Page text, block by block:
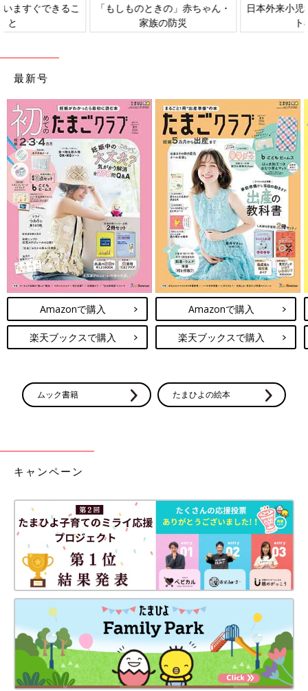
就寝時の妻は、胃酸が逆流しないように、基本2つ枕で頭を高く
して寝ていました。妊娠中は熟睡できてなかったんじゃないか
な?夜中、僕が目を覚まして見るとほぼ起きてましたから。
妻にとっての夜中の救世主は「ミンティア」の青いやつ。それさ
え口に入れておけば、気持ち悪さから少しだけ逃れられたそうで
す。ミンティアを切らした夜は吐きまくっていましたから、ミン
ティアも大量にストックしていました。
結局、症状は軽くなっていったものの、出産までつわりが続き、
満足な量はずっと食べられませんでした。食べなきゃいけないの
に食べられないから、きっと精神的にも追い込まれていたのでは
ないかと思います。
そんな状態でも、僕が地方の仕事で週に何回も留守にするとき
は、しっかりと息子の面倒をみてくれていました。においもダメ
送り迎え、習い事の送り迎えをやってくれていました。感謝とい
う言葉だけでは、感謝しきれません。
元NHKアナウンサーの登坂淳一さんが先日、夫
婦で１年以上の不妊治療を経て待望の第一子を
授かったことをブログで公表しました。これま
で男性目線で語られることが少なかった不妊治
療について、登坂さんに話を聞きました。
痛み止めの薬みたいに、妊婦さんでも飲めるつわり止めみたいな
ものはないんでしょうか？ 少し楽になる吐き止め薬みたいなも
のはあるようですが、すごく効く薬があればいいのに、と思いま
す。つわりに苦しめられている妻をみながら、何もできない男が
思ったことです。
次はだんだん大きくなる妻のおなかに息子が反応し、彼が変わっ
ていくお話をしたいと思います。
日本外来小児科学会リーフレッ
六星占術 細木かおりさんの人生
最新号
Amazonで購入
楽天ブックスで購入
Amazonで購入
楽天ブックスで購入
ムック書籍 たまひよの絵本
キャンペーン